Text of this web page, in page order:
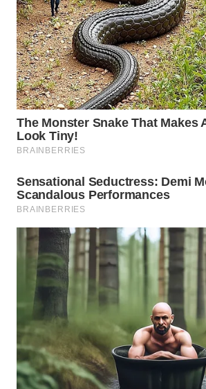
TOBA
WN
NIAS
WN
LANGKAT
WN
SELATAN
WN
TANJUNG
LESUNG
WN
KARO
WN
SIMALUNGUN
WN